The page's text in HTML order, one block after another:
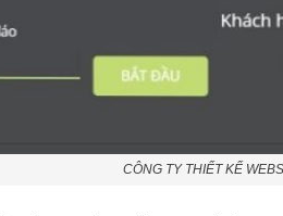
CÔNG TY THIẾT KẾ